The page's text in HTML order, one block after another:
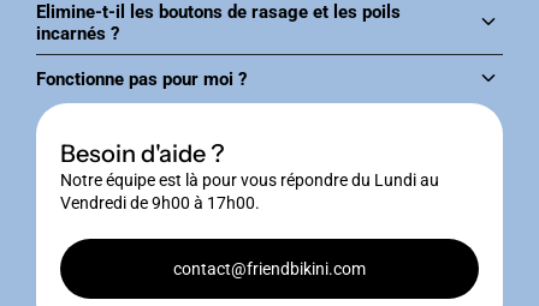
Besoin d'aide ?
Notre équipe est là pour vous répondre du Lundi au
Vendredi de 9h00 à 17h00.
contact@friendbikini.com
Elimine-t-il les boutons de rasage et les poils
incarnés ?
keyboard_arrow_down
Fonctionne pas pour moi ? keyboard_arrow_down